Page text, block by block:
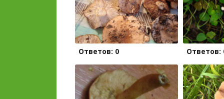
Ответов: 0 Ответов: